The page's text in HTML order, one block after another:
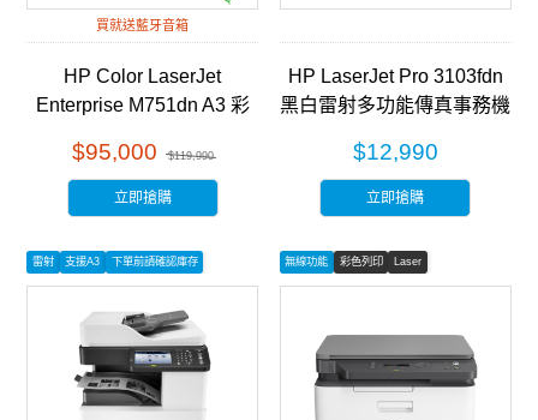
買就送藍牙音箱
HP Color LaserJet
Enterprise M751dn A3 彩
$95,000 $119,990
立即搶購
HP LaserJet Pro 3103fdn
黑白雷射多功能傳真事務機
$12,990
立即搶購
雷射 支援A3 下單前請確認庫存 無線功能 彩色列印 Laser